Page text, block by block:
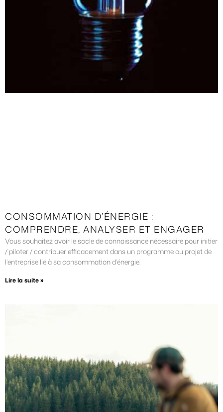
CONSOMMATION D’ÉNERGIE :
COMPRENDRE, ANALYSER ET ENGAGER
Vous souhaitez avoir le socle de connaissance nécessaire pour initier
/ piloter / contribuer efficacement dans un programme ou projet de
l’entreprise lié à sa consommation d’énergie.
Lire la suite »